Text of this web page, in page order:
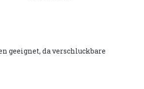
geeignet, da verschluckbare